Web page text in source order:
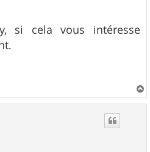
si cela vous intéresse
a